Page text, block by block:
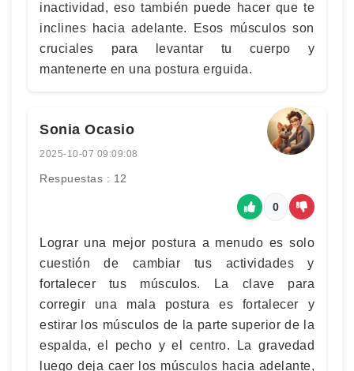
inactividad, eso también puede hacer que te
inclines hacia adelante. Esos músculos son
cruciales para levantar tu cuerpo y
mantenerte en una postura erguida.
Sonia Ocasio
2025-10-07 09:09:08
Respuestas : 12
0
Lograr una mejor postura a menudo es solo
cuestión de cambiar tus actividades y
fortalecer tus músculos. La clave para
corregir una mala postura es fortalecer y
estirar los músculos de la parte superior de la
espalda, el pecho y el centro. La gravedad
luego deja caer los músculos hacia adelante,